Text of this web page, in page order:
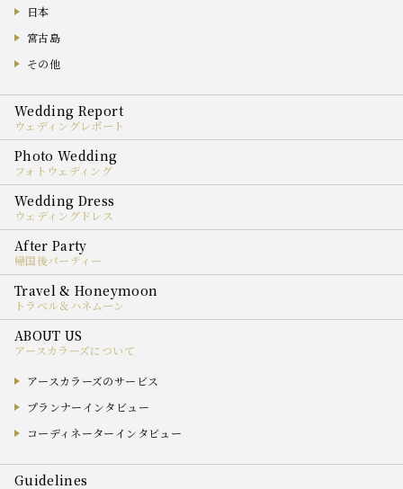
日本
宮古島
その他
ウェディングレポート
フォトウェディング
ウェディングドレス
帰国後パーティー
トラベル＆ハネムーン
アースカラーズについて
アースカラーズのサービス
プランナーインタビュー
コーディネーターインタビュー